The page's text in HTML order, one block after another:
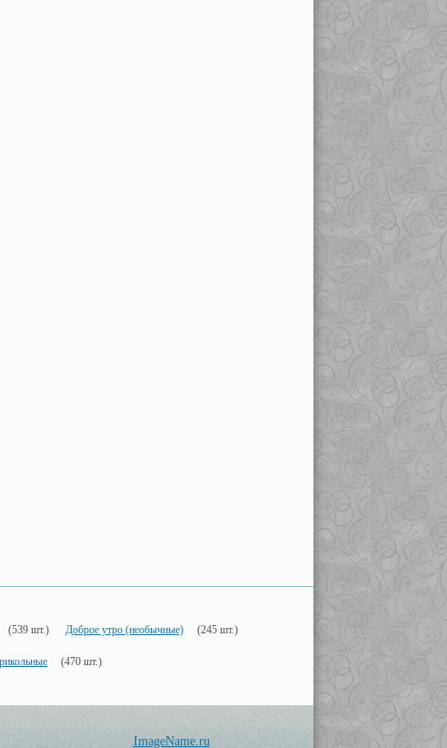
(539 шт.) Доброе утро (необычные) (245 шт.)
(470 шт.)
ImageName.ru